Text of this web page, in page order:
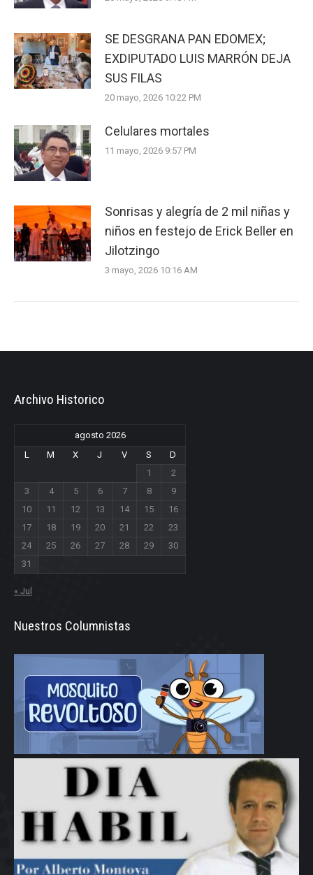
SE DESGRANA PAN EDOMEX;
EXDIPUTADO LUIS MARRÓN DEJA
SUS FILAS
20 mayo, 2026 10:22 PM
Celulares mortales
11 mayo, 2026 9:57 PM
Sonrisas y alegría de 2 mil niñas y
niños en festejo de Erick Beller en
Jilotzingo
3 mayo, 2026 10:16 AM
Archivo Historico
agosto 2026
L
M X J V S
D
1
2
3
4 5 6 7 8
9
10
11 12 13 14 15
16
17
18 19 20 21 22
23
24
25 26 27 28 29
30
31
« Jul
Nuestros Columnistas